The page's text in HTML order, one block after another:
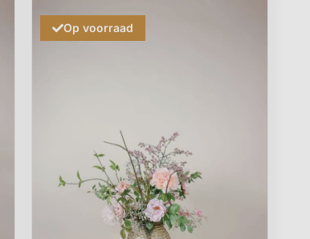
Op voorraad